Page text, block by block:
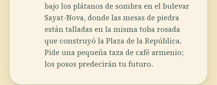
bajo los plátanos de sombra en el bulevar
Sayat-Nova, donde las mesas de piedra
están talladas en la misma toba rosada
que construyó la Plaza de la República.
Pide una pequeña taza de café armenio;
los posos predecirán tu futuro.